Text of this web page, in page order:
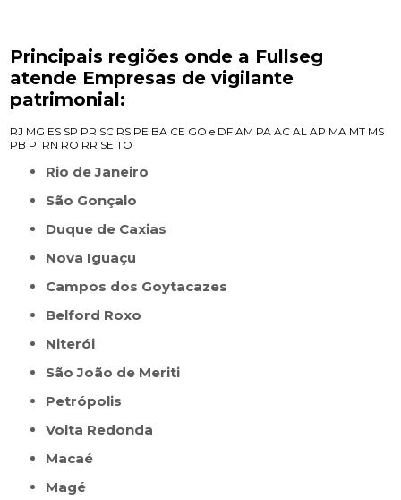
Principais regiões onde a Fullseg
atende Empresas de vigilante
patrimonial:
RJ MG ES SP PR SC RS PE BA CE GO e DF AM PA AC AL AP MA MT MS
PB PI RN RO RR SE TO
Rio de Janeiro
São Gonçalo
Duque de Caxias
Nova Iguaçu
Campos dos Goytacazes
Belford Roxo
Niterói
São João de Meriti
Petrópolis
Volta Redonda
Macaé
Magé